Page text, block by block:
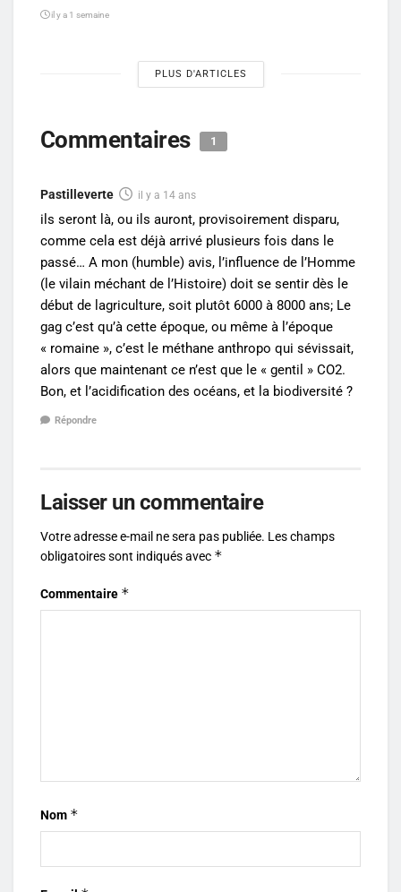
il y a 1 semaine
PLUS D'ARTICLES
Commentaires 1
Pastilleverte il y a 14 ans
ils seront là, ou ils auront, provisoirement disparu,
comme cela est déjà arrivé plusieurs fois dans le
passé… A mon (humble) avis, l’influence de l’Homme
(le vilain méchant de l’Histoire) doit se sentir dès le
début de lagriculture, soit plutôt 6000 à 8000 ans; Le
gag c’est qu’à cette époque, ou même à l’époque
« romaine », c’est le méthane anthropo qui sévissait,
alors que maintenant ce n’est que le « gentil » CO2.
Bon, et l’acidification des océans, et la biodiversité ?
Répondre
Laisser un commentaire
Votre adresse e-mail ne sera pas publiée. Les champs
obligatoires sont indiqués avec *
Commentaire *
Nom *